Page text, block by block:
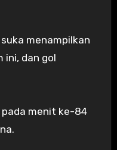
menampilkan
ini, dan gol
menit ke-84